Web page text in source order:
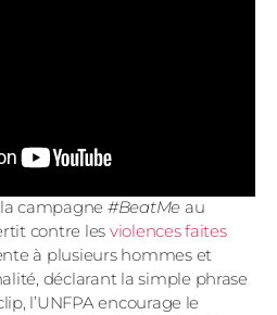
campagne #BeatMe au
contre les violences faites
à plusieurs hommes et
déclarant la simple phrase
l’UNFPA encourage le